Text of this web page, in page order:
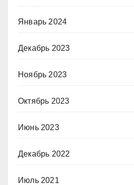
Январь 2024
Декабрь 2023
Ноябрь 2023
Октябрь 2023
Июнь 2023
Декабрь 2022
Июль 2021